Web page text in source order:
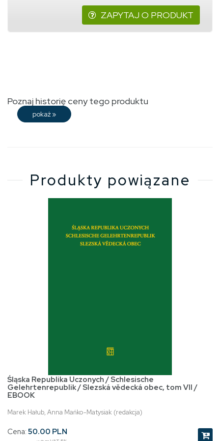
ZAPYTAJ O PRODUKT
Poznaj historię ceny tego produktu
pokaż »
Produkty powiązane
Śląska Republika Uczonych / Schlesische
Gelehrtenrepublik / Slezská vědecká obec, tom VII /
EBOOK
Marek Hałub, Anna Mańko-Matysiak (redakcja)
Cena: 50.00 PLN